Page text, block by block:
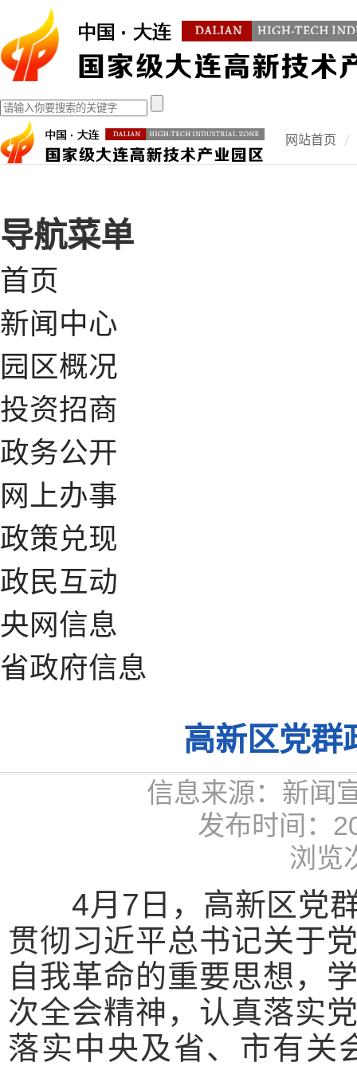
网站首页
导航菜单
首页
新闻中心
园区概况
投资招商
政务公开
网上办事
政策兑现
政民互动
央网信息
省政府信息
高新区党群
信息来源：新闻
发布时间：
浏览
4月7日，高新区党群
贯彻习近平总书记关于
自我革命的重要思想，
次全会精神，认真落实
落实中央及省、市有关